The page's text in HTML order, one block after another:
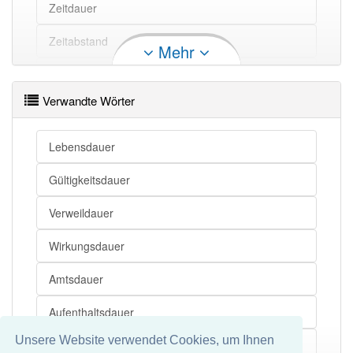
Unsere Website verwendet Cookies, um Ihnen
Zeitdauer
Zeitabstand
Periode
Zeitspanne
Zeitintervall
Frist
Zeitabschnitt
Mehr
Verwandte Wörter
Lebensdauer
Gültigkeitsdauer
Verweildauer
Wirkungsdauer
Amtsdauer
Aufenthaltsdauer
Brenndauer